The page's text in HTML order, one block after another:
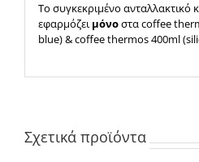
To συγκεκριμένο ανταλλακτικό
εφαρμόζειμόνοστα coffee
blue) & coffee thermos 400ml
Σχετικά προϊόντα